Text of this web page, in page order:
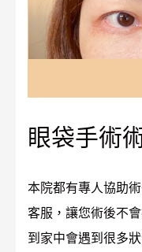
眼袋手術
本院都有專人協助
客服，讓您術後不
到家中會遇到很多